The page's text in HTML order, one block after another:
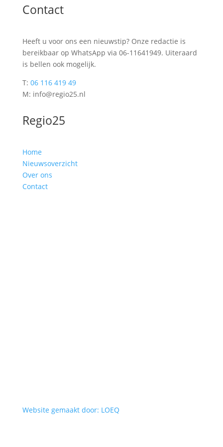
Contact
Heeft u voor ons een nieuwstip? Onze redactie is
bereikbaar op WhatsApp via 06-11641949. Uiteraard
is bellen ook mogelijk.
T: 06 116 419 49
M: info@regio25.nl
Regio25
Home
Nieuwsoverzicht
Over ons
Contact
Website gemaakt door: LOEQ